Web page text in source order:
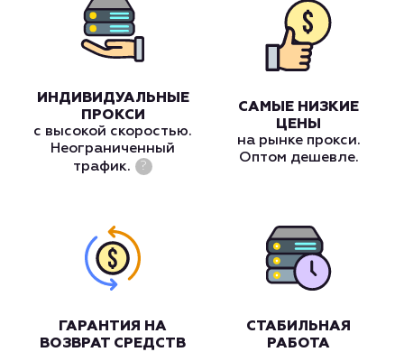
ИНДИВИДУАЛЬНЫЕ
ПРОКСИ
с высокой скоростью.
Неограниченный
трафик.
?
САМЫЕ НИЗКИЕ
ЦЕНЫ
на рынке прокси.
Оптом дешевле.
ГАРАНТИЯ НА
ВОЗВРАТ СРЕДСТВ
СТАБИЛЬНАЯ
РАБОТА